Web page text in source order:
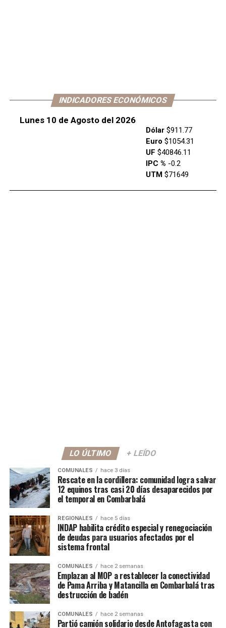
INDICADORES ECONÓMICOS
Lunes 10 de Agosto del 2026
Dólar$911.77
Euro $1054.31
UF $40846.11
IPC % -0.2
UTM $71649
LO ÚLTIMO + LEÍDO
COMUNALES hace 3 días
Rescate en la cordillera: comunidad logra salvar
12 equinos tras casi 20 días desaparecidos por
el temporal en Combarbalá
REGIONALES hace 5 días
INDAP habilita crédito especial y renegociación
de deudas para usuarios afectados por el
sistema frontal
COMUNALES hace 2 semanas
Emplazan al MOP a restablecer la conectividad
de Pama Arriba y Matancilla en Combarbalá tras
destrucción de badén
COMUNALES hace 2 semanas
Partió camión solidario desde Antofagasta con